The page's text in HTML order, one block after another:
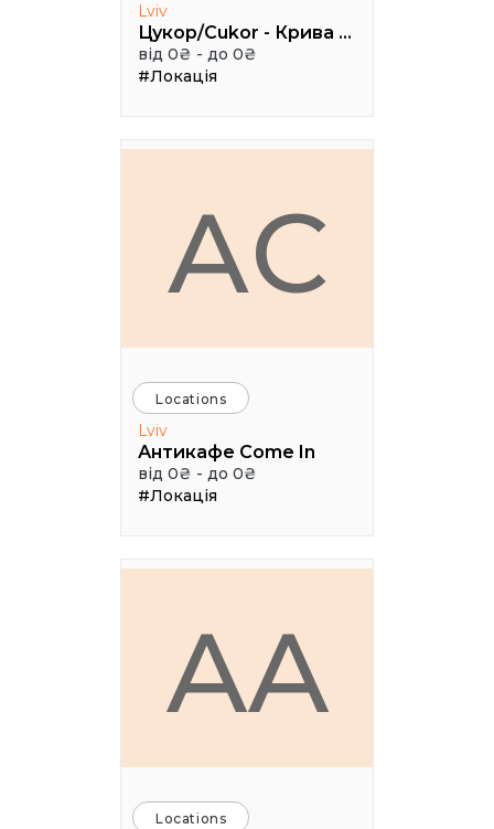
Lviv
Цукор/Cukor - Крива Липа, 3
від 0₴ - до 0₴
#Локація
АC
Locations
Lviv
Антикафе Come In
від 0₴ - до 0₴
#Локація
AA
Locations